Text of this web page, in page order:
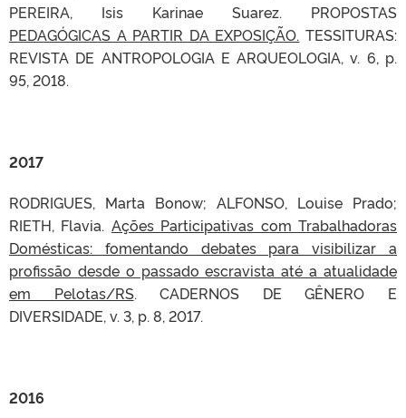
PEREIRA, Isis Karinae Suarez. PROPOSTAS
PEDAGÓGICAS A PARTIR DA EXPOSIÇÃO. TESSITURAS:
REVISTA DE ANTROPOLOGIA E ARQUEOLOGIA, v. 6, p.
95, 2018.
2017
RODRIGUES, Marta Bonow; ALFONSO, Louise Prado;
RIETH, Flavia. Ações Participativas com Trabalhadoras
Domésticas: fomentando debates para visibilizar a
profissão desde o passado escravista até a atualidade
em Pelotas/RS. CADERNOS DE GÊNERO E
DIVERSIDADE, v. 3, p. 8, 2017.
2016